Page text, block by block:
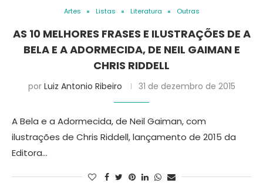
Artes Listas Literatura Outras
AS 10 MELHORES FRASES E ILUSTRAÇÕES DE A
BELA E A ADORMECIDA, DE NEIL GAIMAN E
CHRIS RIDDELL
por Luiz Antonio Ribeiro 31 de dezembro de 2015
A Bela e a Adormecida, de Neil Gaiman, com
ilustrações de Chris Riddell, lançamento de 2015 da
Editora…